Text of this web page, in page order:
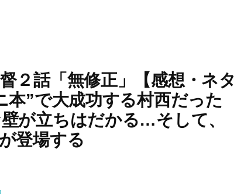
２話「無修正」【感想・ネタ
本”で大成功する村西だった
が立ちはだかる…そして、
登場する